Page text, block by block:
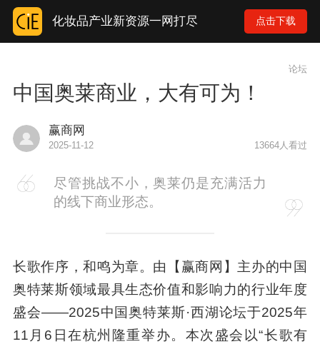
化妆品产业新资源一网打尽 点击下载
论坛
中国奥莱商业，大有可为！
赢商网
2025-11-12 13664人看过
尽管挑战不小，奥莱仍是充满活力
的线下商业形态。
长歌作序，和鸣为章。由【赢商网】主办的中国
奥特莱斯领域最具生态价值和影响力的行业年度
盛会——2025中国奥特莱斯·西湖论坛于2025年
11月6日在杭州隆重举办。本次盛会以“长歌有